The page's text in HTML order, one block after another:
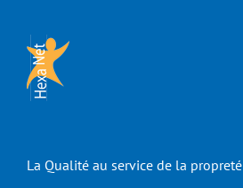
La Qualité au service de la propreté